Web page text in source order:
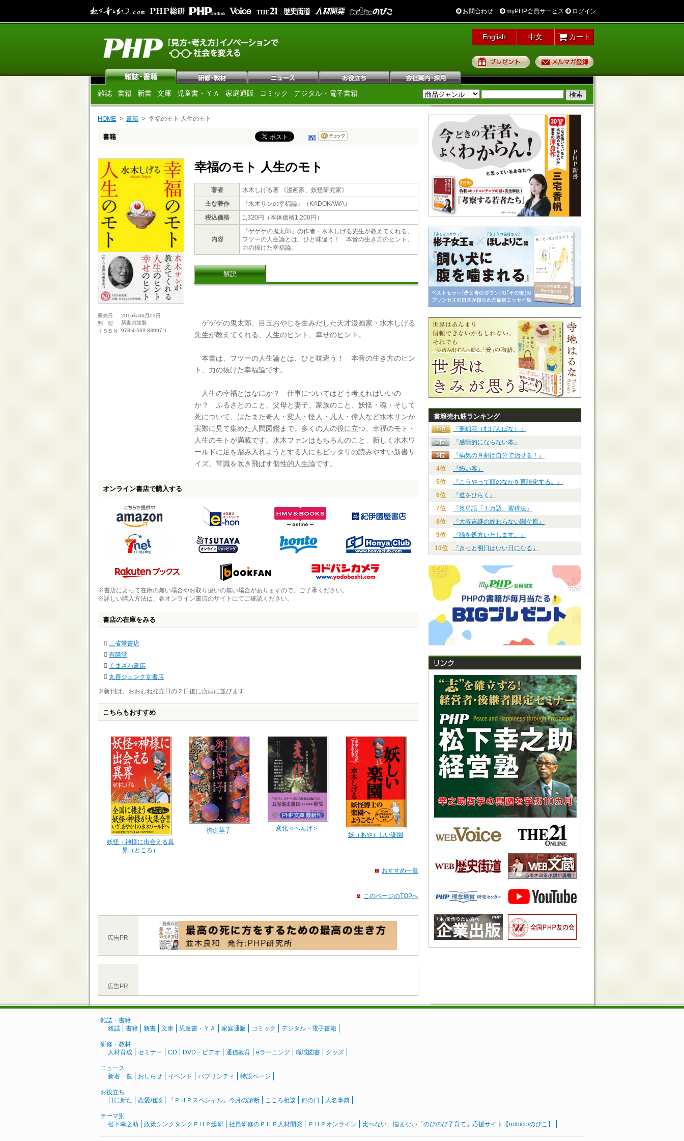
お問合わせ myPHP会員サービス ログイン
English 中文 カート
プレゼント
雑誌 書籍 新書 文庫 児童書・ＹＡ 家庭通販 コミック デジタル・電子書籍
HOME 書籍 幸福のモト 人生のモト
書籍
発売日
2016年06月03日
判 型
新書判並製
ＩＳＢＮ
978-4-569-83097-1
幸福のモト 人生のモト
著者
水木しげる著 《漫画家、妖怪研究家》
主な著作
『水木サンの幸福論』（KADOKAWA）
税込価格
1,320円（本体価格1,200円）
内容
『ゲゲゲの鬼太郎』の作者・水木しげる先生が教えてくれる、
フツーの人生論とは、ひと味違う！ 本音の生き方のヒント、
力の抜けた幸福論。
解説
ゲゲゲの鬼太郎、目玉おやじを生みだした天才漫画家・水木しげる
先生が教えてくれる、人生のヒント、幸せのヒント。
本書は、フツーの人生論とは、ひと味違う！ 本音の生き方のヒン
ト、力の抜けた幸福論です。
人生の幸福とはなにか？ 仕事についてはどう考えればいいの
か？ ふるさとのこと、父母と妻子、家族のこと、妖怪・魂・そして
死について、はたまた奇人・変人・怪人・凡人・偉人など水木サンが
実際に見て集めた人間図鑑まで。多くの人の役に立つ、幸福のモト・
人生のモトが満載です。水木ファンはもちろんのこと、新しく水木ワ
ールドに足を踏み入れようとする人にもピッタリの読みやすい新書サ
イズ。常識を吹き飛ばす個性的人生論です。
オンライン書店で購入する
※書店によって在庫の無い場合やお取り扱いの無い場合がありますので、ご了承ください。
※詳しい購入方法は、各オンライン書店のサイトにてご確認ください。
書店の在庫をみる
三省堂書店
有隣堂
くまざわ書店
丸善ジュンク堂書店
※新刊は、おおむね発売日の２日後に店頭に並びます
こちらもおすすめ
妖怪・神様に出会える異
界（ところ）
御伽草子
変化＜へんげ＞
妖（あや）しい楽園
おすすめ一覧
このページのTOPへ
広告PR
広告PR
書籍売れ筋ランキング
『夢幻花（むげんばな）』
『感情的にならない本』
『病気の９割は自分で治せる！』
4位
『怖い客』
5位
『こうやって頭のなかを言語化する。』
6位
『道をひらく』
7位
『英単語「１万語」習得法』
8位
『大谷吉継の終わらない関ケ原』
9位
『猫を処方いたします。』
10位
『きっと明日はいい日になる』
雑誌・書籍
雑誌
書籍 新書 文庫 児童書・ＹＡ 家庭通販 コミック デジタル・電子書籍
研修・教材
人材育成
セミナー CD DVD・ビデオ 通信教育 eラーニング 職域図書 グッズ
ニュース
新着一覧
おしらせ イベント パブリシティ 特設ページ
お役立ち
日に新た
恋愛相談 『ＰＨＰスペシャル』今月の診断 こころ相談 何の日 人名事典
テーマ別
松下幸之助
政策シンクタンクＰＨＰ総研 社員研修のＰＨＰ人材開発 ＰＨＰオンライン 比べない、悩まない「のびのび子育て」応援サイト【nobico/のびこ】